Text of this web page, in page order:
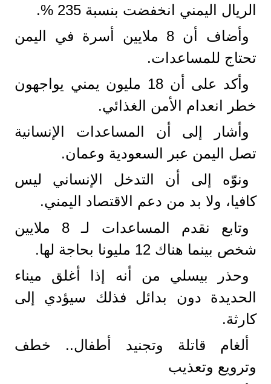
الريال اليمني انخفضت بنسبة 235 %.
وأضاف أن 8 ملايين أسرة في اليمن
تحتاج للمساعدات.
وأكد على أن 18 مليون يمني يواجهون
خطر انعدام الأمن الغذائي.
وأشار إلى أن المساعدات الإنسانية
تصل اليمن عبر السعودية وعمان.
ونوّه إلى أن التدخل الإنساني ليس
كافيا، ولا بد من دعم الاقتصاد اليمني.
وتابع نقدم المساعدات لـ 8 ملايين
شخص بينما هناك 12 مليونا بحاجة لها.
وحذر بيسلي من أنه إذا أغلق ميناء
الحديدة دون بدائل فذلك سيؤدي إلى
كارثة.
ألغام قاتلة وتجنيد أطفال.. خطف
وترويع وتعذيب